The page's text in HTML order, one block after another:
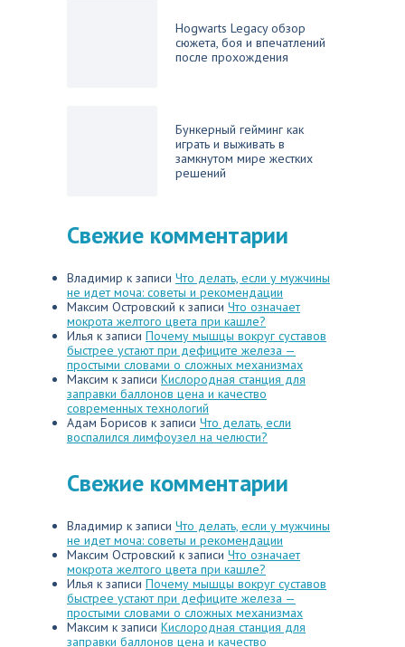
Hogwarts Legacy обзор
сюжета, боя и впечатлений
после прохождения
Бункерный гейминг как
играть и выживать в
замкнутом мире жестких
решений
Свежие комментарии
Владимир к записи Что делать, если у мужчины
не идет моча: советы и рекомендации
Максим Островский к записи Что означает
мокрота желтого цвета при кашле?
Илья к записи Почему мышцы вокруг суставов
быстрее устают при дефиците железа —
простыми словами о сложных механизмах
Максим к записи Кислородная станция для
заправки баллонов цена и качество
современных технологий
Адам Борисов к записи Что делать, если
воспалился лимфоузел на челюсти?
Свежие комментарии
Владимир к записи Что делать, если у мужчины
не идет моча: советы и рекомендации
Максим Островский к записи Что означает
мокрота желтого цвета при кашле?
Илья к записи Почему мышцы вокруг суставов
быстрее устают при дефиците железа —
простыми словами о сложных механизмах
Максим к записи Кислородная станция для
заправки баллонов цена и качество